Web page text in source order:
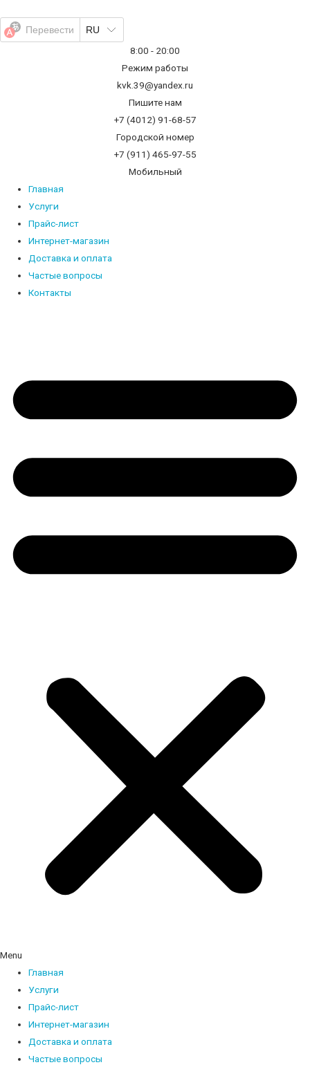
содержимому
Перевести
RU
8:00 - 20:00
Режим работы
kvk.39@yandex.ru
Пишите нам
+7 (4012) 91-68-57
Городской номер
+7 (911) 465-97-55
Мобильный
Главная
Услуги
Прайс-лист
Интернет-магазин
Доставка и оплата
Частые вопросы
Контакты
Menu
Главная
Услуги
Прайс-лист
Интернет-магазин
Доставка и оплата
Частые вопросы